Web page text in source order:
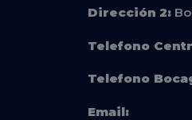
Dirección 2:
Telefono
Telefono
Email: